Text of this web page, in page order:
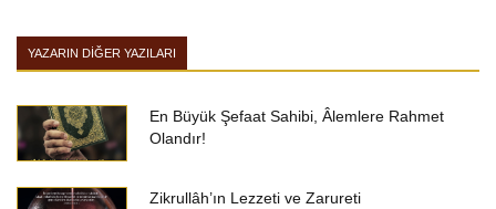
YAZARIN DIĞER YAZILARI
En Büyük Şefaat Sahibi, Âlemlere Rahmet
Olandır!
Zikrullâh’ın Lezzeti ve Zarureti